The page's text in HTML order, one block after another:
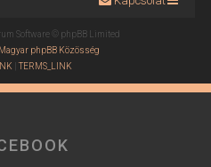
Software © phpBB Limited
Magyar phpBB Közösség
|TERMS_LINK